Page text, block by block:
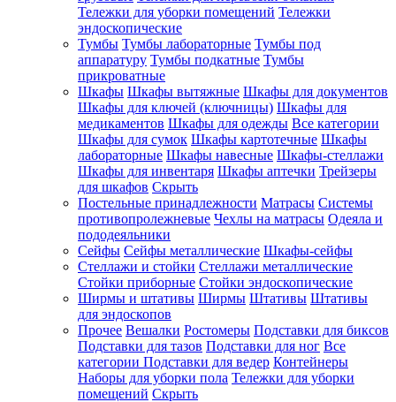
Тележки для уборки помещений Тележки
эндоскопические
Тумбы Тумбы лабораторные Тумбы под
аппаратуру Тумбы подкатные Тумбы
прикроватные
Шкафы Шкафы вытяжные Шкафы для документов
Шкафы для ключей (ключницы) Шкафы для
медикаментов Шкафы для одежды Все категории
Шкафы для сумок Шкафы картотечные Шкафы
лабораторные Шкафы навесные Шкафы-стеллажи
Шкафы для инвентаря Шкафы аптечки Трейзеры
для шкафов Скрыть
Постельные принадлежности Матрасы Системы
противопролежневые Чехлы на матрасы Одеяла и
пододеяльники
Сейфы Сейфы металлические Шкафы-сейфы
Стеллажи и стойки Стеллажи металлические
Стойки приборные Стойки эндоскопические
Ширмы и штативы Ширмы Штативы Штативы
для эндоскопов
Прочее Вешалки Ростомеры Подставки для биксов
Подставки для тазов Подставки для ног Все
категории Подставки для ведер Контейнеры
Наборы для уборки пола Тележки для уборки
помещений Скрыть